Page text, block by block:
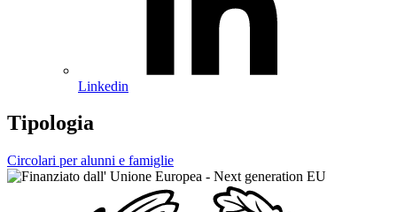
Linkedin
Tipologia
Circolari per alunni e famiglie